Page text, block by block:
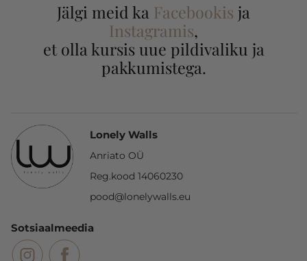
Jälgi meid ka Facebookis ja
Instagramis,
et olla kursis uue pildivaliku ja
pakkumistega.
Lonely Walls
Anriato OÜ
Reg.kood 14060230
pood@lonelywalls.eu
Sotsiaalmeedia